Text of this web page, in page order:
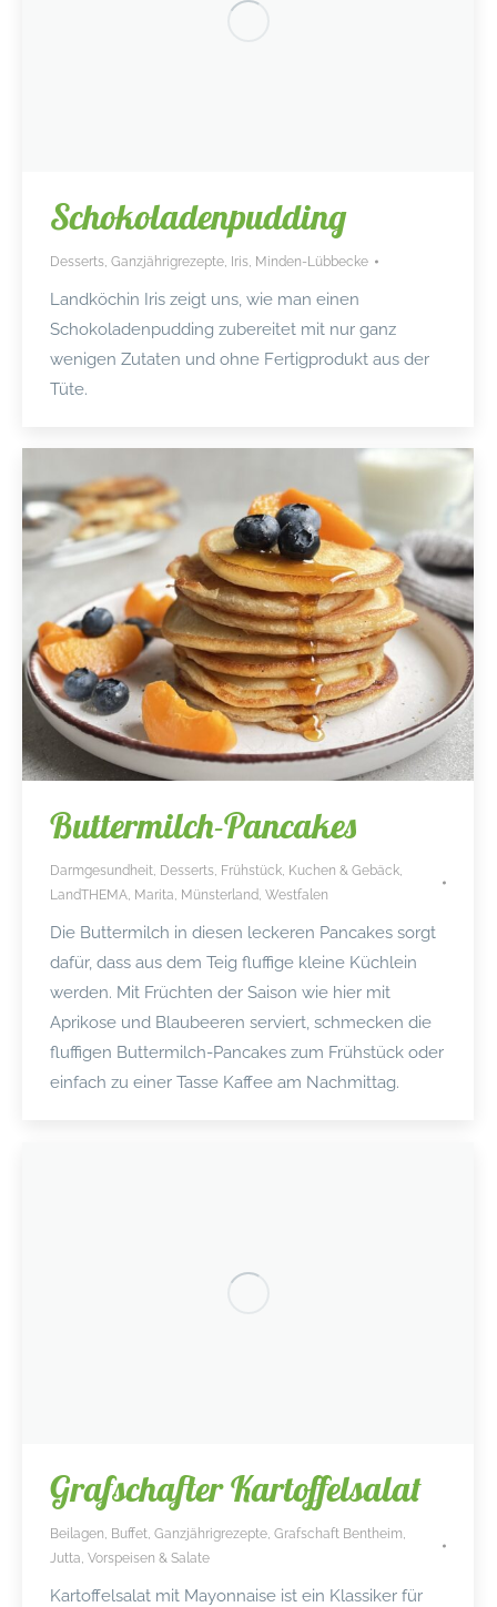
Schokoladenpudding
Desserts Ganzjährigrezepte Iris Minden-Lübbecke
Landköchin Iris zeigt uns, wie man einen
Schokoladenpudding zubereitet mit nur ganz
wenigen Zutaten und ohne Fertigprodukt aus der
Tüte.
Buttermilch-Pancakes
Darmgesundheit, Desserts, Frühstück, Kuchen & Gebäck,
LandTHEMA, Marita, Münsterland, Westfalen
Die Buttermilch in diesen leckeren Pancakes sorgt
dafür, dass aus dem Teig fluffige kleine Küchlein
werden. Mit Früchten der Saison wie hier mit
Aprikose und Blaubeeren serviert, schmecken die
fluffigen Buttermilch-Pancakes zum Frühstück oder
einfach zu einer Tasse Kaffee am Nachmittag.
Grafschafter Kartoffelsalat
Beilagen Buffet Ganzjährigrezepte Grafschaft Bentheim
Jutta Vorspeisen & Salate
Kartoffelsalat mit Mayonnaise ist ein Klassiker für